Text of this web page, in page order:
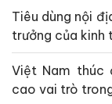
Tiêu dùng nội
trưởng của kinh
Việt Nam thúc
cao vai trò